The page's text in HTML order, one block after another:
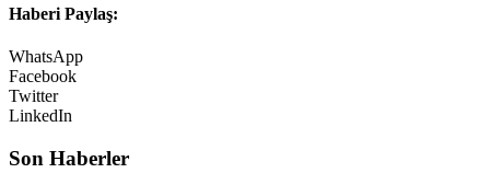
Haberi Paylaş:
WhatsApp
Facebook
Twitter
LinkedIn
Son Haberler